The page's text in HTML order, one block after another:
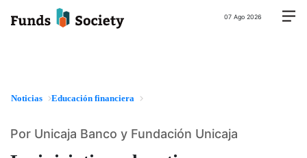
07 Ago 2026
Noticias Educación financiera
Por Unicaja Banco y Fundación Unicaja